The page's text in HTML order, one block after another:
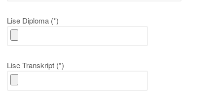
Lise Diploma (*)
Lise Transkript (*)